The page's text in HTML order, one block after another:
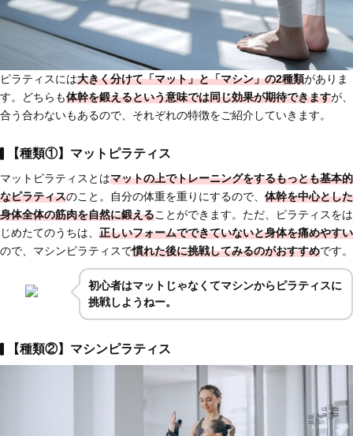
ピラティスには大きく分けて「マット」と「マシン」の2種類がありま
す。どちらも体幹を鍛えるという意味では同じ効果が期待できますが、
合う合わないもあるので、それぞれの特徴をご紹介していきます。
【種類①】マットピラティス
マットピラティスとはマットの上でトレーニングをするもっとも基本的
なピラティスのこと。自分の体重を重りにするので、 体幹を中心とした
身体全体の筋肉を自然に鍛えることができます。ただ、ピラティスをは
じめたてのうちは、 正しいフォームでできていないと身体を痛めやすい
ので、マシンピラティスで慣れた後に挑戦してみるのがおすすめです。
初心者はマットじゃなくてマシンからピラティスに
挑戦しようねー。
【種類②】マシンピラティス